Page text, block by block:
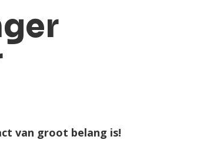
van groot belang is!